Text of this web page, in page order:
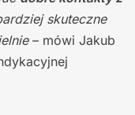
skuteczne
– mówi Jakub